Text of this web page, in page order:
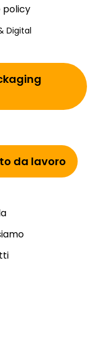
policy
Digital
da lavoro